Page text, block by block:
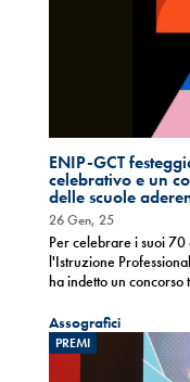
ENIP-GCT
celebrativo e un
delle scuole
26 Gen, 25
Per celebrare i suoi
l'Istruzione
ha indetto un concorso
Assografici
PREMI